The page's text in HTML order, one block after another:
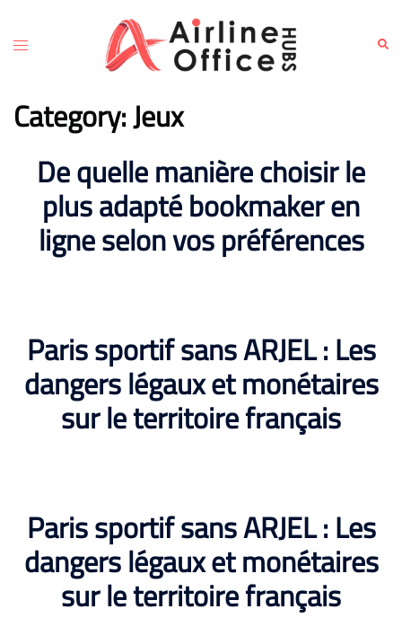
content
Toggle
Category:Jeux
De quelle manière choisir le
plus adapté bookmaker en
ligne selon vos préférences
Paris sportif sans ARJEL : Les
dangers légaux et monétaires
sur le territoire français
Paris sportif sans ARJEL : Les
dangers légaux et monétaires
sur le territoire français